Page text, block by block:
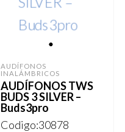
AUDÍFONOS
INALÁMBRICOS
AUDÍFONOS TWS
BUDS 3 SILVER –
Buds3pro
Codigo:30878